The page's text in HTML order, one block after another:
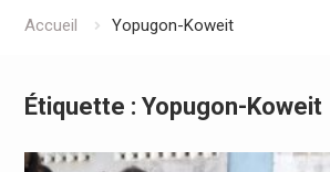
Accueil Yopugon-Koweit
Étiquette : Yopugon-Koweit